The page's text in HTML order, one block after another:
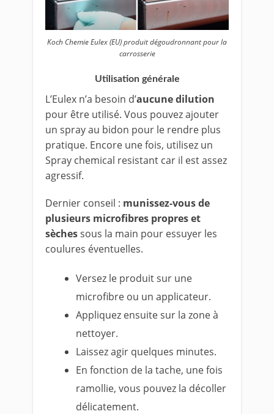
Koch Chemie Eulex (EU) produit dégoudronnant pour la
carrosserie
Utilisation générale
L’Eulex n’a besoin d’aucune dilution
pour être utilisé. Vous pouvez ajouter
un spray au bidon pour le rendre plus
pratique. Encore une fois, utilisez un
Spray chemical resistant car il est assez
agressif.
Dernier conseil : munissez-vous de
plusieurs microfibres propres et
sèchessous la main pour essuyer les
coulures éventuelles.
Versez le produit sur une
microfibre ou un applicateur.
Appliquez ensuite sur la zone à
nettoyer.
Laissez agir quelques minutes.
En fonction de la tache, une fois
ramollie, vous pouvez la décoller
délicatement.